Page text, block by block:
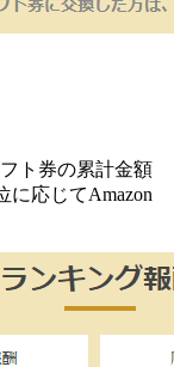
ト券の累計金額
に応じてAmazon